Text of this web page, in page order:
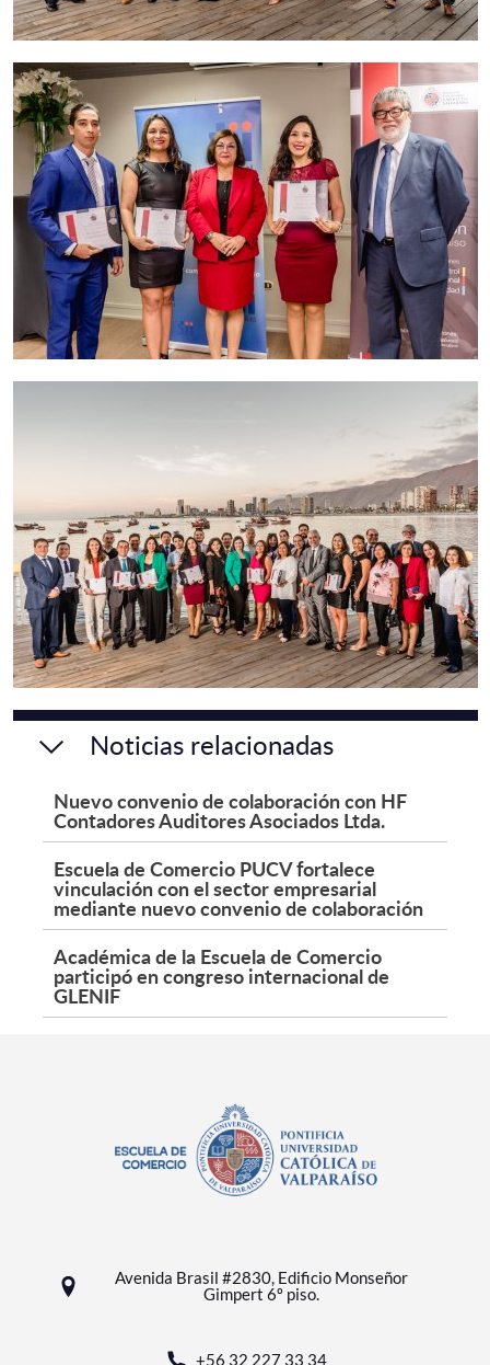
Noticias relacionadas
Nuevo convenio de colaboración con HF
Contadores Auditores Asociados Ltda.
Escuela de Comercio PUCV fortalece
vinculación con el sector empresarial
mediante nuevo convenio de colaboración
Académica de la Escuela de Comercio
participó en congreso internacional de
GLENIF
Avenida Brasil #2830, Edificio Monseñor
Gimpert 6º piso.
+56 32 227 33 34